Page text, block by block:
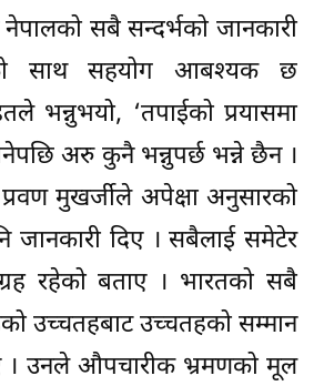
नेपालको सबै सन्दर्भको जानकारी
साथ सहयोग आबश्यक छ
भन्नुभयो, ‘तपाईको प्रयासमा
अरु कुनै भन्नुपर्छ भन्ने छैन ।
प्रवण मुखर्जीले अपेक्षा अनुसारको
जानकारी दिए । सबैलाई समेटेर
रहेको बताए । भारतको सबै
उच्चतहबाट उच्चतहको सम्मान
। उनले औपचारीक भ्रमणको मूल